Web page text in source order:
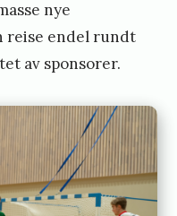
nye
reise endel rundt
av sponsorer.